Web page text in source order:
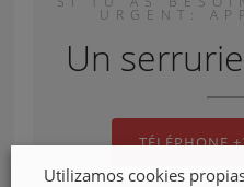
URGENT:
Un
TÉLÉPHONE
Utilizamos cookies